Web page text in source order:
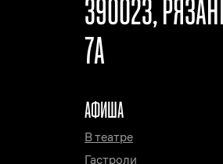
390023,
7А
АФИША
В театре
Гастроли